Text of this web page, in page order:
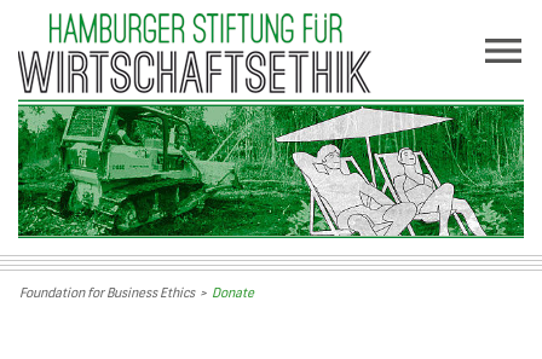
Foundation for Business Ethics> Donate